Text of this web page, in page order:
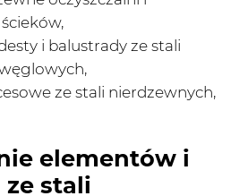
i balustrady ze stali
ze stali nierdzewnych,
elementów i
stali